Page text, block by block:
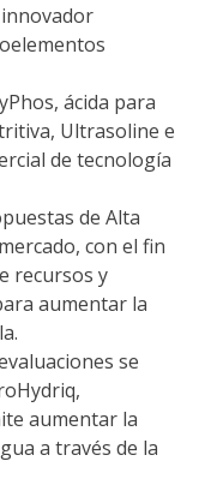
ácida para
Ultrasoline e
de tecnología
de Alta
con el fin
recursos y
aumentar la
se
aumentar la
a través de la